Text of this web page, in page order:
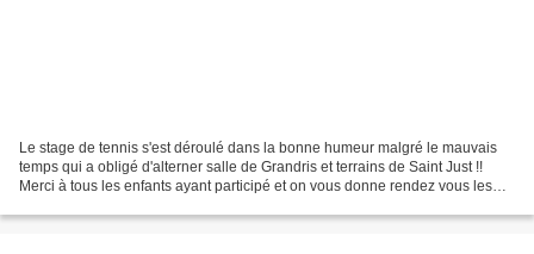
Le stage de tennis s'est déroulé dans la bonne humeur malgré le mauvais
temps qui a obligé d'alterner salle de Grandris et terrains de Saint Just !!
Merci à tous les enfants ayant participé et on vous donne rendez vous les